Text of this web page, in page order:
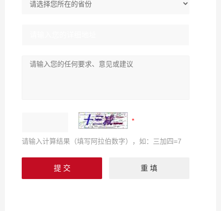
请输入计算结果（填写阿拉伯数字），如：三加四=7